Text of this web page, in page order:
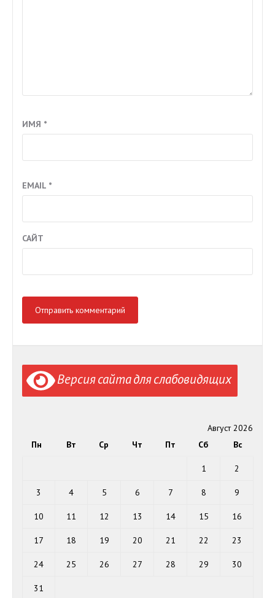
ИМЯ *
EMAIL *
САЙТ
Версия сайта для слабовидящих
Август 2026
Пн
Вт Ср Чт Пт Сб Вс
1 2
3 4 5 6 7 8 9
10 11 12 13 14 15 16
17 18 19 20 21 22 23
24 25 26 27 28 29 30
31